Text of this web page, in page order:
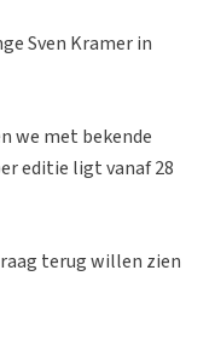
Sven Kramer in
we met bekende
editie ligt vanaf 28
terug willen zien